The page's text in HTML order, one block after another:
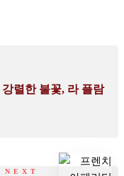
렬한 불꽃, 라 플람
NEXT